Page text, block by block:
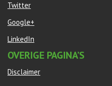
Twitter
Google+
LinkedIn
OVERIGE PAGINA’S
Disclaimer